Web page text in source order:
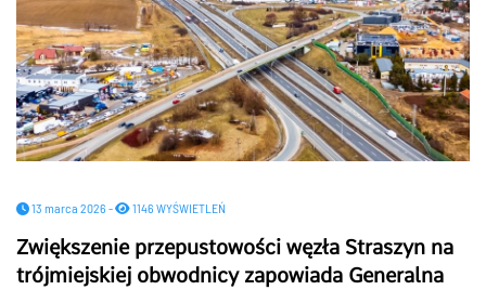
13 marca 2026 - 1146 WYŚWIETLEŃ
Zwiększenie przepustowości węzła Straszyn na
trójmiejskiej obwodnicy zapowiada Generalna